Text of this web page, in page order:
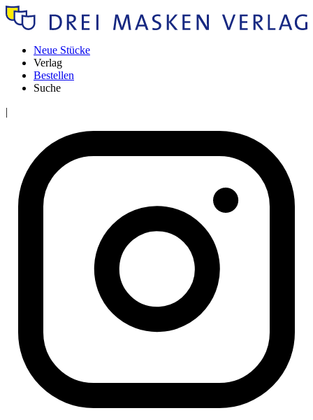
Neue Stücke
Verlag
Bestellen
Suche
|